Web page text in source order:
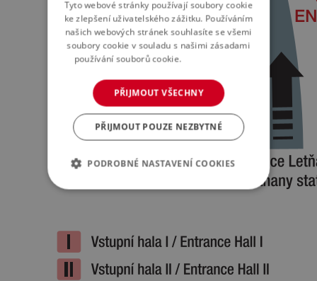
Tyto webové stránky používají soubory cookie
ke zlepšení uživatelského zážitku. Používáním
našich webových stránek souhlasíte se všemi
soubory cookie v souladu s našimi zásadami
používání souborů cookie.
PŘIJMOUT VŠECHNY
PŘIJMOUT POUZE NEZBYTNÉ
PODROBNÉ NASTAVENÍ COOKIES